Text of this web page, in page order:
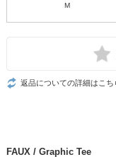
M
返品についての詳細はこち
FAUX / Graphic Tee